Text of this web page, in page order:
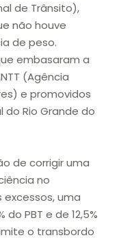
de Trânsito),
não houve
de peso.
embasaram a
(Agência
e promovidos
do Rio Grande do
de corrigir uma
no
uma
PBT e de 12,5%
o transbordo